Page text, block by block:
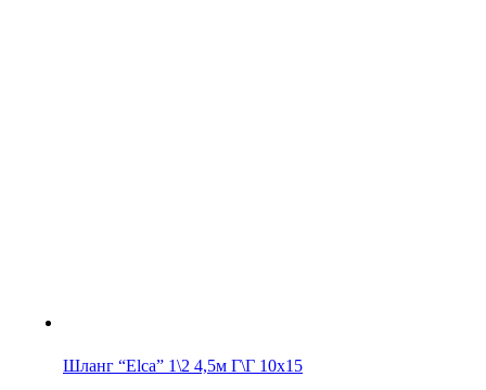
Шланг “Elca” 1\2 4,5м Г\Г 10х15